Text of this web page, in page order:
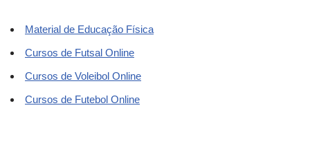
Material de Educação Física
Cursos de Futsal Online
Cursos de Voleibol Online
Cursos de Futebol Online